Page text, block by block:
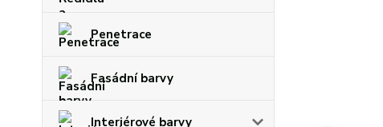
Penetrace
Fasádní barvy
Interiérové barvy